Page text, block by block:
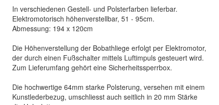
In verschiedenen Gestell- und Polsterfarben lieferbar.
Elektromotorisch höhenverstellbar, 51 - 95cm.
Abmessung: 194 x 120cm
Die Höhenverstellung der Bobathliege erfolgt per Elektromotor,
der durch einen Fußschalter mittels Luftimpuls gesteuert wird.
Zum Lieferumfang gehört eine Sicherheitssperrbox.
Die hochwertige 64mm starke Polsterung, versehen mit einem
Kunstlederbezug, umschliesst auch seitlich in 20 mm Stärke